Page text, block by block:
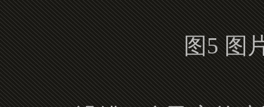
图5 图